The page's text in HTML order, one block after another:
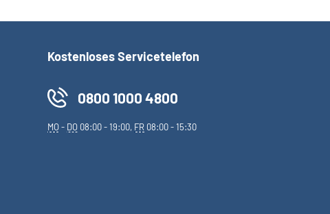
Kostenloses Servicetelefon
0800 1000 4800
MO- DO 08:00 - 19:00, FR 08:00 - 15:30